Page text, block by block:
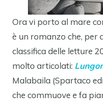
Ora vi porto al mare
è un romanzo che, per
classifica delle letture
molto articolati:
Malabaila (Spartaco
che commuove e fa